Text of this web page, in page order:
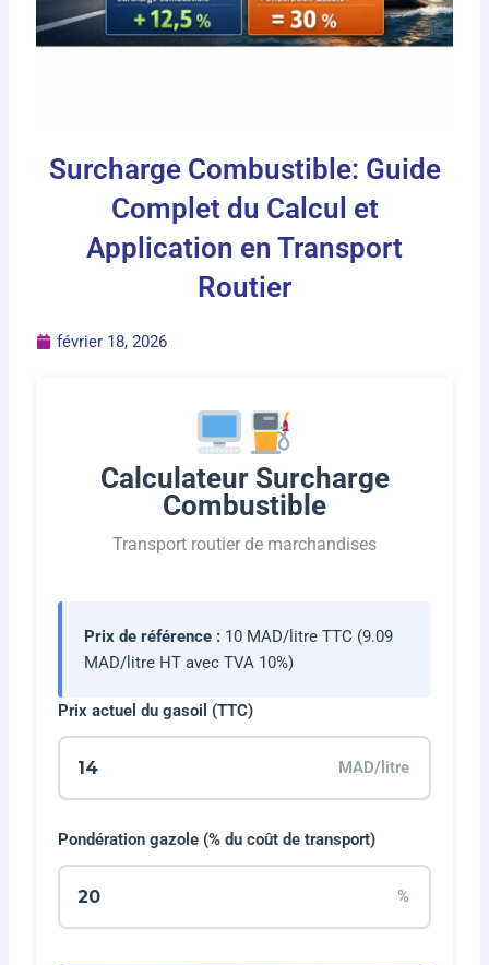
Surcharge Combustible: Guide
Complet du Calcul et
Application en Transport
Routier
février 18, 2026
Calculateur Surcharge
Combustible
Transport routier de marchandises
Prix de référence : 10 MAD/litre TTC (9.09
MAD/litre HT avec TVA 10%)
Prix actuel du gasoil (TTC)
MAD/litre
Pondération gazole (% du coût de transport)
%